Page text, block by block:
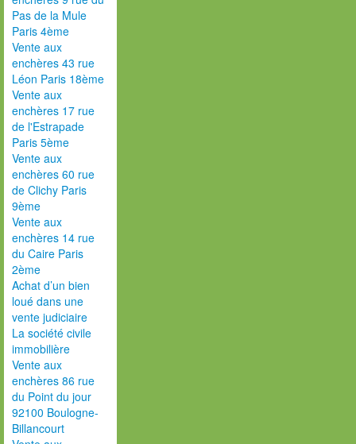
Pas de la Mule
Paris 4ème
Vente aux
enchères 43 rue
Léon Paris 18ème
Vente aux
enchères 17 rue
de l'Estrapade
Paris 5ème
Vente aux
enchères 60 rue
de Clichy Paris
9ème
Vente aux
enchères 14 rue
du Caire Paris
2ème
Achat d’un bien
loué dans une
vente judiciaire
La société civile
immobilière
Vente aux
enchères 86 rue
du Point du jour
92100 Boulogne-
Billancourt